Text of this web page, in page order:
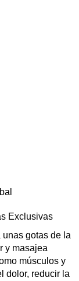
Exclusivas
unas gotas de la
y masajea
músculos y
dolor, reducir la